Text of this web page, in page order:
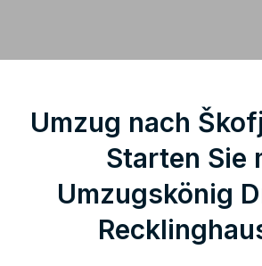
Umzug nach
Starten Sie
Umzugskönig